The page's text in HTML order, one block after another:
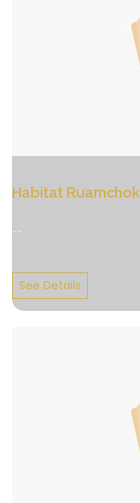
Habitat Ruamchok
....
See Details